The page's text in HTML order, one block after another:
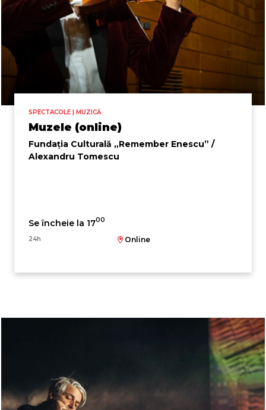
SPECTACOLE | MUZICĂ
Muzele (online)
Fundația Culturală „Remember Enescu” /
Alexandru Tomescu
Se încheie la 1700
24h Online